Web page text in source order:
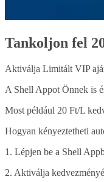
Tankoljon fel
Aktiválja Limitált VIP
A Shell Appot Önnek is
Most például 20 Ft/L
Hogyan kényeztetheti
1. Lépjen be a Shell
2. Aktiválja